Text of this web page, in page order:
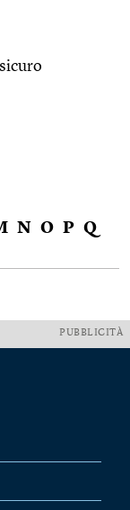
N O P Q
PUBBLICITÀ